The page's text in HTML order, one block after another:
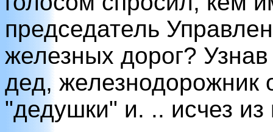
председатель
железных дорог?
дед, железнодорожник
"дедушки" и. .. исчез из